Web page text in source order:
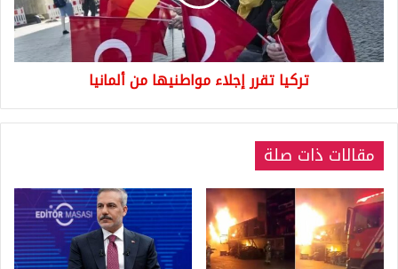
تركيا تقرر إجلاء مواطنيها من ألمانيا
مقالات ذات صلة